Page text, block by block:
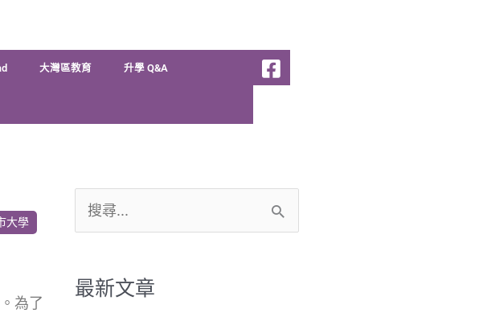
大灣區教育 升學 Q&A
大學
為了
尋
鍵
最新文章